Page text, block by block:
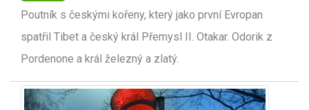
Poutník s českými kořeny, který jako první Evropan
spatřil Tibet a český král Přemysl II. Otakar. Odorik z
Pordenone a král železný a zlatý.